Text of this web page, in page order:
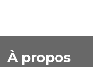
À propos